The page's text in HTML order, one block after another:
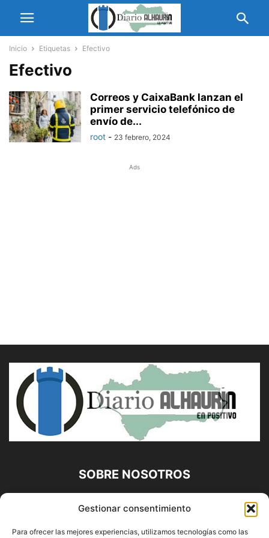
Gestionar consentimiento
Para ofrecer las mejores experiencias, utilizamos tecnologías como las
Inicio Etiquetas Efectivo
Efectivo
Correos y CaixaBank lanzan el
primer servicio telefónico de
envío de...
root - 23 febrero, 2024
Ads
SOBRE NOSOTROS
Diario Alhaurín (www.alhaurindelatorre.com) Propiedad de
Francisco E. López López | 639 95 71 95 | Noticias de
Alhaurín de la Torre, Málaga y Provincia|